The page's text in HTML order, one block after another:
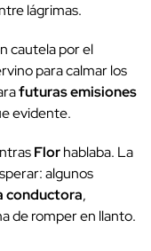
lágrimas.
cautela por el
para calmar los
futuras emisiones
evidente.
Florhablaba. La
algunos
conductora,
de romper en llanto.